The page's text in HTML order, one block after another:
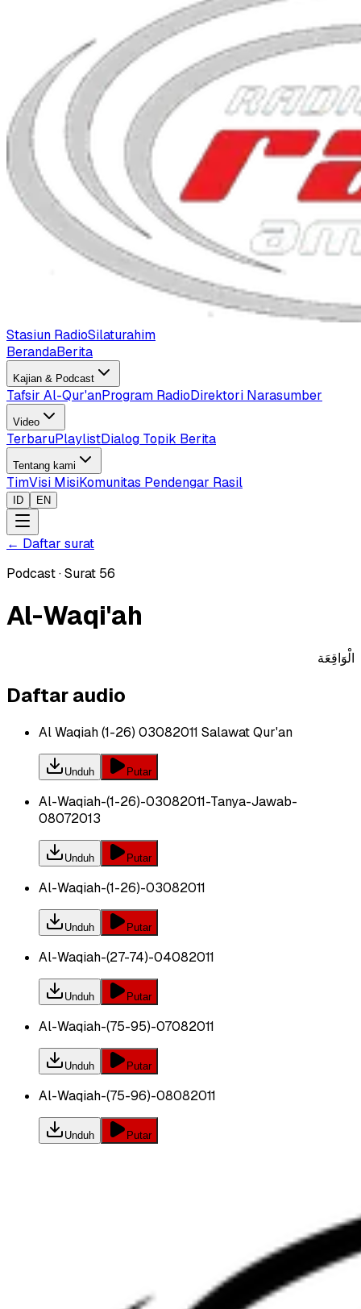
Stasiun RadioSilaturahim
BerandaBerita
Kajian & Podcast
Tafsir Al-Qur'anProgram RadioDirektori Narasumber
Video
TerbaruPlaylistDialog Topik Berita
Tentang kami
TimVisi MisiKomunitas Pendengar Rasil
ID EN
← Daftar surat
Podcast·Surat 56
Al-Waqi'ah
الْوَاقِعَة
Daftar audio
Al Waqiah (1-26) 03082011 Salawat Qur'an
Unduh Putar
Al-Waqiah-(1-26)-03082011-Tanya-Jawab-
08072013
Unduh Putar
Al-Waqiah-(1-26)-03082011
Unduh Putar
Al-Waqiah-(27-74)-04082011
Unduh Putar
Al-Waqiah-(75-95)-07082011
Unduh Putar
Al-Waqiah-(75-96)-08082011
Unduh Putar